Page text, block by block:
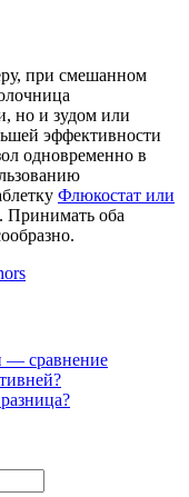
при смешанном
но и зудом или
эффективности
одновременно в
Флюкостат или
Принимать оба
— сравнение